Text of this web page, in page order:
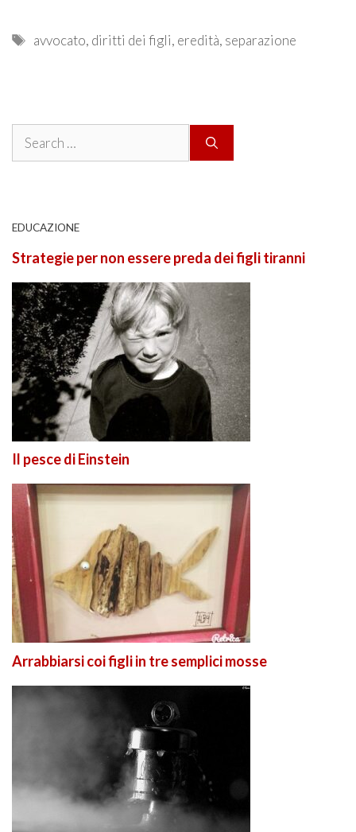
Tags
avvocato, diritti dei figli, eredità, separazione
Search
EDUCAZIONE
Strategie per non essere preda dei figli tiranni
Il pesce di Einstein
Arrabbiarsi coi figli in tre semplici mosse